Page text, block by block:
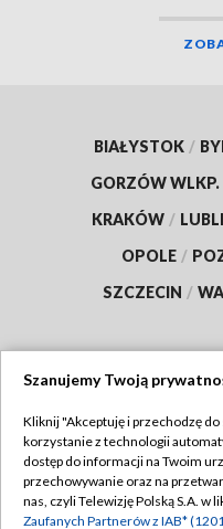
BIAŁYSTOK /
GORZÓW WLKP.
KRAKÓW /
OPOLE /
SZCZECIN /
Abonament TVP
Emisja w TVP
Szanujemy Twoją
Kliknij "Akceptuję i przechodzę
korzystanie z technologii
dostęp do informacji na Twoim
przechowywanie oraz na
nas, czyli Telewizję Polską S.A. w
Zaufanych Partnerów z IAB*